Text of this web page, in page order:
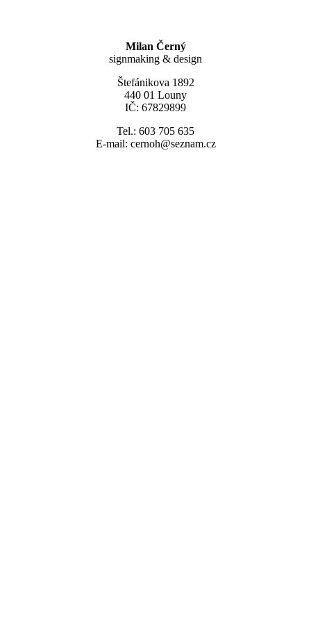
Milan Černý
signmaking & design
Štefánikova 1892
440 01 Louny
IČ: 67829899
Tel.: 603 705 635
E-mail: cernoh@seznam.cz